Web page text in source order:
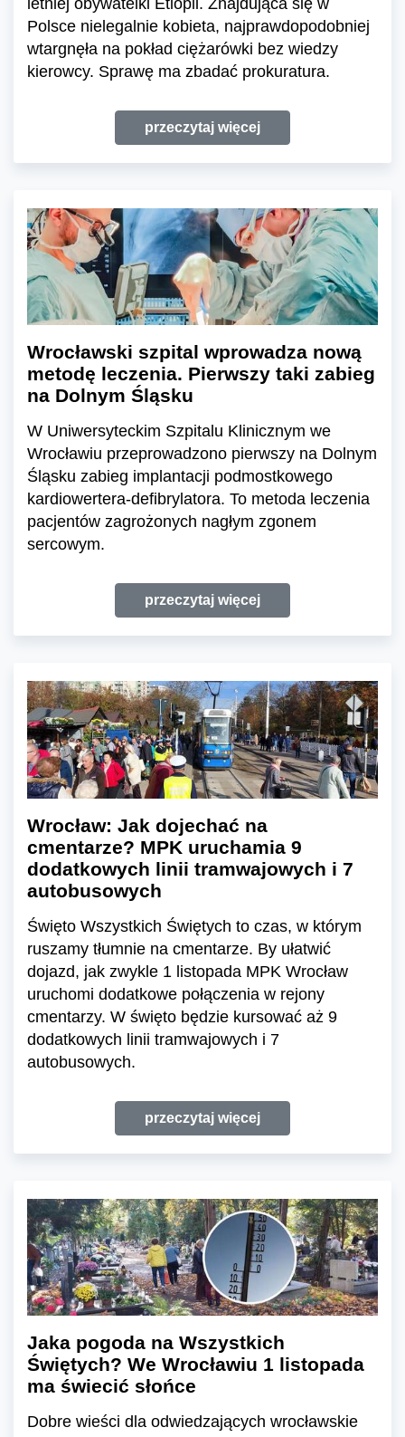
letniej obywatelki Etiopii. Znajdująca się w
Polsce nielegalnie kobieta, najprawdopodobniej
wtargnęła na pokład ciężarówki bez wiedzy
kierowcy. Sprawę ma zbadać prokuratura.
przeczytaj więcej
Wrocławski szpital wprowadza nową
metodę leczenia. Pierwszy taki zabieg
na Dolnym Śląsku
W Uniwersyteckim Szpitalu Klinicznym we
Wrocławiu przeprowadzono pierwszy na Dolnym
Śląsku zabieg implantacji podmostkowego
kardiowertera-defibrylatora. To metoda leczenia
pacjentów zagrożonych nagłym zgonem
sercowym.
przeczytaj więcej
Wrocław: Jak dojechać na
cmentarze? MPK uruchamia 9
dodatkowych linii tramwajowych i 7
autobusowych
Święto Wszystkich Świętych to czas, w którym
ruszamy tłumnie na cmentarze. By ułatwić
dojazd, jak zwykle 1 listopada MPK Wrocław
uruchomi dodatkowe połączenia w rejony
cmentarzy. W święto będzie kursować aż 9
dodatkowych linii tramwajowych i 7
autobusowych.
przeczytaj więcej
Jaka pogoda na Wszystkich
Świętych? We Wrocławiu 1 listopada
ma świecić słońce
Dobre wieści dla odwiedzających wrocławskie